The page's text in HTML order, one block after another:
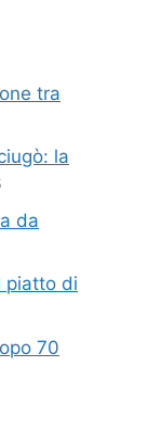
tra
la
da
piatto di
70